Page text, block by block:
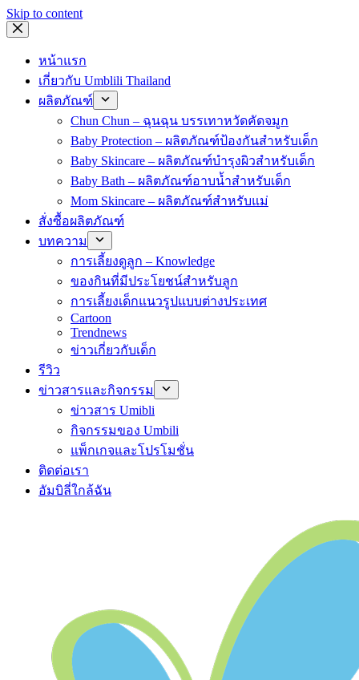
Skip to content
หน้าแรก
เกี่ยวกับ Umblili Thailand
ผลิตภัณฑ์
Chun Chun – ฉุนฉุน บรรเทาหวัดคัดจมูก
Baby Protection – ผลิตภัณฑ์ป้องกันสำหรับเด็ก
Baby Skincare – ผลิตภัณฑ์บำรุงผิวสำหรับเด็ก
Baby Bath – ผลิตภัณฑ์อาบน้ำสำหรับเด็ก
Mom Skincare – ผลิตภัณฑ์สำหรับแม่
สั่งซื้อผลิตภัณฑ์
บทความ
การเลี้ยงดูลูก – Knowledge
ของกินที่มีประโยชน์สำหรับลูก
การเลี้ยงเด็กแนวรูปแบบต่างประเทศ
Cartoon
Trendnews
ข่าวเกี่ยวกับเด็ก
รีวิว
ข่าวสารและกิจกรรม
ข่าวสาร Umibli
กิจกรรมของ Umbili
แพ็กเกจและโปรโมชั่น
ติดต่อเรา
อัมบิลี่ใกล้ฉัน